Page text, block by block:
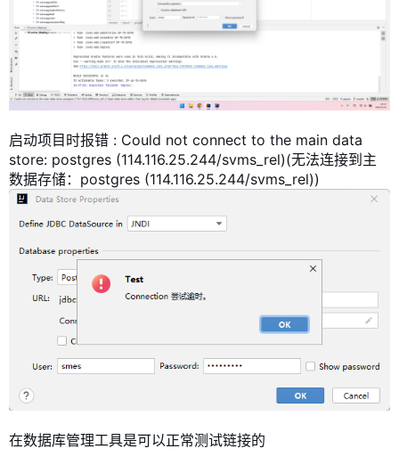
启动项目时报错 : Could not connect to the main data
store: postgres (114.116.25.244/svms_rel)(无法连接到主
数据存储：postgres (114.116.25.244/svms_rel))
在数据库管理工具是可以正常测试链接的